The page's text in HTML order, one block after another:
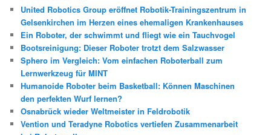
n
United Robotics Group eröffnet Robotik-Trainingszentrum in
Gelsenkirchen im Herzen eines ehemaligen Krankenhauses
Ein Roboter, der schwimmt und fliegt wie ein Tauchvogel
Bootsreinigung: Dieser Roboter trotzt dem Salzwasser
Sphero im Vergleich: Vom einfachen Roboterball zum
Lernwerkzeug für MINT
Humanoide Roboter beim Basketball: Können Maschinen
den perfekten Wurf lernen?
Osnabrück wieder Weltmeister in Feldrobotik
Vention und Teradyne Robotics vertiefen Zusammenarbeit